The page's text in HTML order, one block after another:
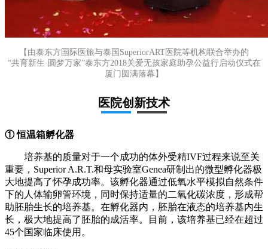
【由泰东方国际医旅与泰国SuperiorART医院等机构联合举办的
“共育新生·圆梦万家”泰东方2018关爱无孩家庭助孕公益行启动仪式在
厦门圆满落幕】
医院创新技术
① 恒温箱孵化器
培养基的质量对于一个成功的体外受精IVF过程来说至关
重要，Superior A.R.T.和母实验室Genea研制出的微型孵化器极
大地提高了怀孕成功率。该孵化器通过低氧水平模拟自然条件
下的人体输卵管环境，同时保持适量的二氧化碳浓度，形成帮
助胚胎生长的培养基。在孵化器内，胚胎在液态的培养基内生
长，极大地提高了胚胎的成活率。目前，该培养基已经在超过
45个国家临床使用。